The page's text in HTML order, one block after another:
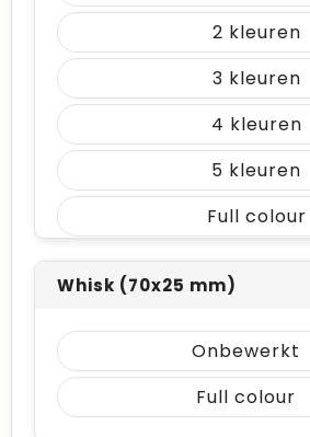
2
3
4
5
Full colour
Whisk (70x25 mm)
Onbewerkt
Full colour